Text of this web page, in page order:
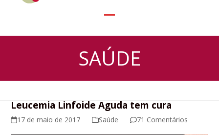
menu
menu
SAÚDE
Leucemia Linfoide Aguda tem cura
17 de maio de 2017 Saúde 71 Comentários